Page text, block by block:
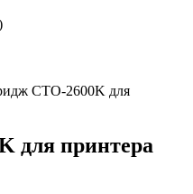
CTO-2600K для
для принтера